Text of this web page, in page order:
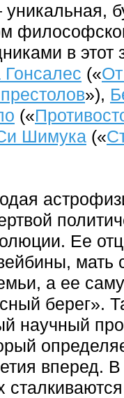
уникальная,
в этот
(«
»),
(«
Шимука («
Ее
мать
а ее
берег».
научный
вперед.